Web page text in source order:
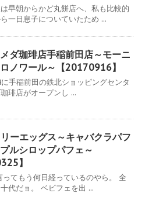
早朝からかど丸餅店へ、私も比較的
一日息子についていたため ...
ダ珈琲店手稲前田店～モーニ
ノワール～【20170916】
手稲前田の鉄北ショッピングセンタ
琲店がオープンし ...
ーエッグス～キャバクラパフ
ルシロップパフェ～
】
ってもう何日経っているのやら。 全
代だョ。 ベビフェを出 ...